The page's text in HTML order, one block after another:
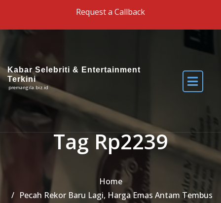
Request a Callback
Kabar Selebriti & Entertainment
Terkini
premangila.biz.id
Tag Rp2239
Home
Pecah Rekor Baru Lagi, Harga Emas Antam Tembus